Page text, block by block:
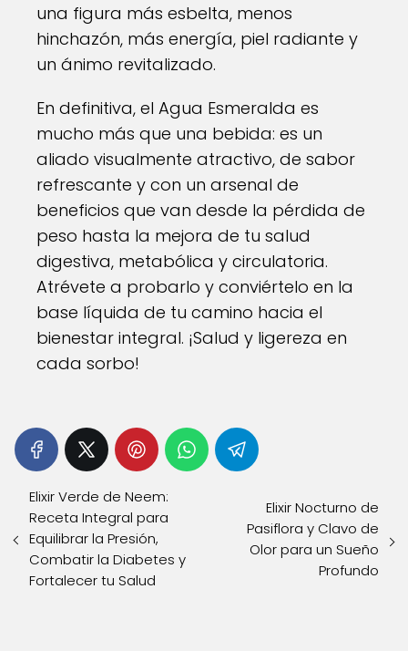
una figura más esbelta, menos
hinchazón, más energía, piel radiante y
un ánimo revitalizado.
En definitiva, el Agua Esmeralda es
mucho más que una bebida: es un
aliado visualmente atractivo, de sabor
refrescante y con un arsenal de
beneficios que van desde la pérdida de
peso hasta la mejora de tu salud
digestiva, metabólica y circulatoria.
Atrévete a probarlo y conviértelo en la
base líquida de tu camino hacia el
bienestar integral. ¡Salud y ligereza en
cada sorbo!
Elixir Verde de Neem:
Receta Integral para
Equilibrar la Presión,
Combatir la Diabetes y
Fortalecer tu Salud
Elixir Nocturno de
Pasiflora y Clavo de
Olor para un Sueño
Profundo